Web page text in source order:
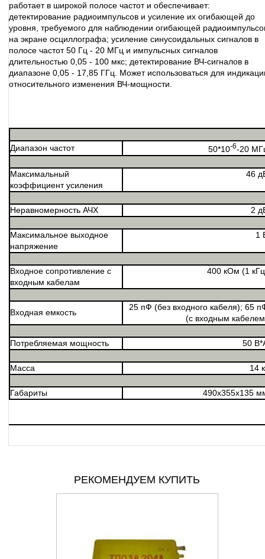
работает в широкой полосе частот и обеспечивает:
детектирование радиоимпульсов и усиление их огибающей до
уровня, требуемого для наблюдении огибающей
на экране осциллографа; усиление синусоидальных сигналов в
полосе частот 50 Гц - 20 МГц и импульсных сигналов
длительностью 0,05 - 100 мкс; детектирование ВЧ-сигналов в
диапазоне 0,05 - 17,85 ГГц. Может использоваться для
относительного изменения ВЧ-мощности.
Диапазон частот 50*10-6-20
Максимальный
коэффициент усиления
46
Неравномерность АЧХ 2
Максимальное выходное
напряжение
1
Входное сопротивление с
входным кабелам
400 кОм (1
Входная емкость
25 пФ (без входного кабеля); 65
(с входным
Потребляемая мощность 50
Масса 14
Габариты 490х355х135
РЕКОМЕНДУЕМ КУПИТЬ